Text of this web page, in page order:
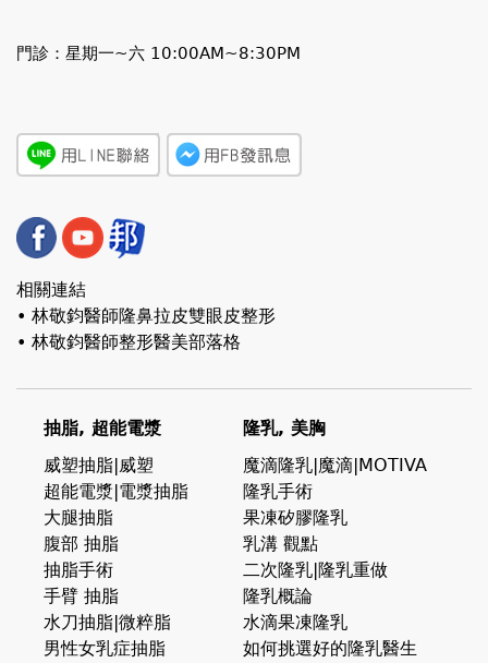
門診：星期一~六 10:00AM~8:30PM
相關連結
• 林敬鈞醫師隆鼻拉皮雙眼皮整形
• 林敬鈞醫師整形醫美部落格
抽脂, 超能電漿
威塑抽脂|威塑
超能電漿|電漿抽脂
大腿抽脂
腹部 抽脂
抽脂手術
手臂 抽脂
水刀抽脂|微粹脂
男性女乳症抽脂
隆乳, 美胸
魔滴隆乳|魔滴|MOTIVA
隆乳手術
果凍矽膠隆乳
乳溝 觀點
二次隆乳|隆乳重做
隆乳概論
水滴果凍隆乳
如何挑選好的隆乳醫生